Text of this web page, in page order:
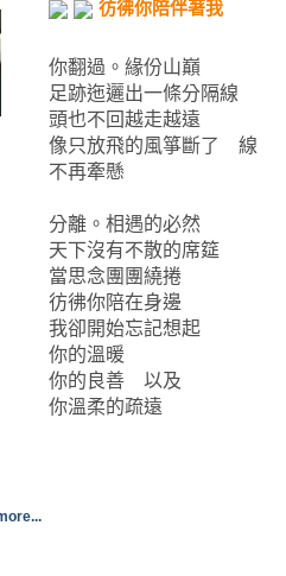
彷彿你陪伴著我
你翻過。緣份山巔
足跡迤邐出一條分隔線
頭也不回越走越遠
像只放飛的風箏斷了 線
不再牽懸
分離。相遇的必然
天下沒有不散的席筵
當思念團團繞捲
彷彿你陪在身邊
我卻開始忘記想起
你的溫暖
你的良善 以及
你溫柔的疏遠